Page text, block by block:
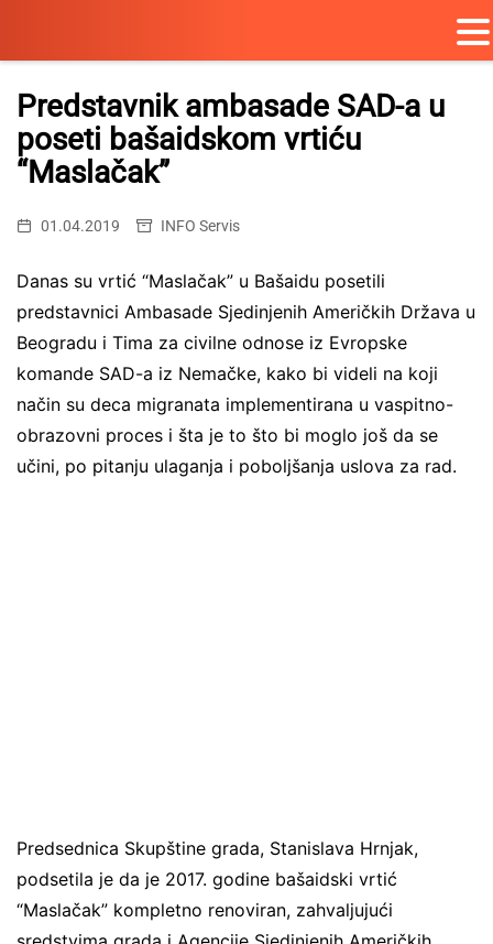
Skip
content
Predstavnik ambasade SAD-a u
poseti bašaidskom vrtiću
“Maslačak”
01.04.2019 INFO Servis
Danas su vrtić “Maslačak” u Bašaidu posetili
predstavnici Ambasade Sjedinjenih Američkih Država u
Beogradu i Tima za civilne odnose iz Evropske
komande SAD-a iz Nemačke, kako bi videli na koji
način su deca migranata implementirana u vaspitno-
obrazovni proces i šta je to što bi moglo još da se
učini, po pitanju ulaganja i poboljšanja uslova za rad.
Predsednica Skupštine grada, Stanislava Hrnjak,
podsetila je da je 2017. godine bašaidski vrtić
“Maslačak” kompletno renoviran, zahvaljujući